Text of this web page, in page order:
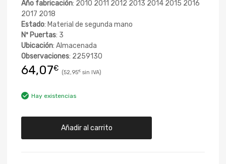
Año fabricación: 2010 2011 2012 2013 2014 2015 2016
2017 2018
Estado: Material de segunda mano
Nº Puertas: 3
Ubicación: Almacenada
Observaciones: 2259130
64,07€ 52,95€
Hay existencias
Añadir al carrito